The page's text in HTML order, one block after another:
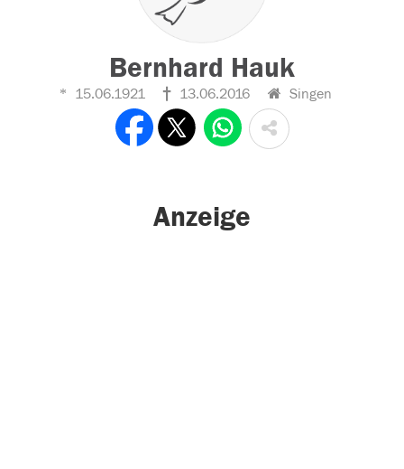
Bernhard Hauk
15.06.1921 13.06.2016 Singen
Anzeige